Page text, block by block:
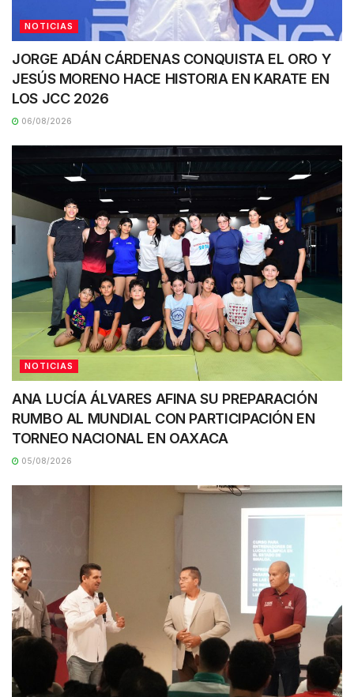
NOTICIAS
JORGE ADÁN CÁRDENAS CONQUISTA EL ORO Y
JESÚS MORENO HACE HISTORIA EN KARATE EN
LOS JCC 2026
06/08/2026
NOTICIAS
ANA LUCÍA ÁLVARES AFINA SU PREPARACIÓN
RUMBO AL MUNDIAL CON PARTICIPACIÓN EN
TORNEO NACIONAL EN OAXACA
05/08/2026